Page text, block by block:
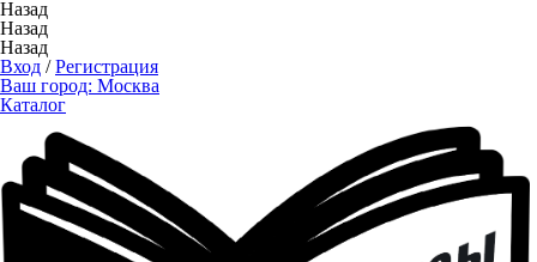
Назад
Назад
Назад
Вход /Регистрация
Ваш город: Москва
Каталог